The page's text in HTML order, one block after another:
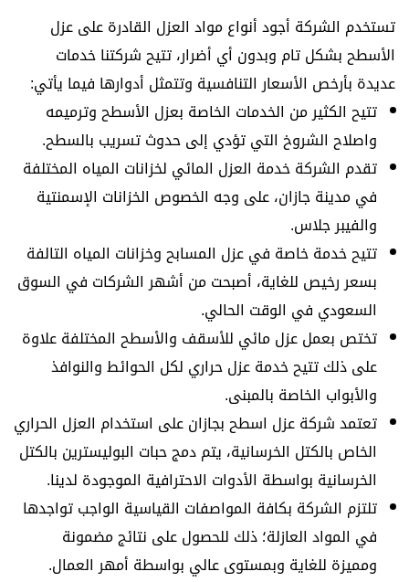
تستخدم الشركة أجود أنواع مواد العزل القادرة على عزل
الأسطح بشكل تام وبدون أي أضرار، تتيح شركتنا خدمات
عديدة بأرخص الأسعار التنافسية وتتمثل أدوارها فيما يأتي:
تتيح الكثير من الخدمات الخاصة بعزل الأسطح وترميمه
واصلاح الشروخ التي تؤدي إلى حدوث تسريب بالسطح.
تقدم الشركة خدمة العزل المائي لخزانات المياه المختلفة
في مدينة جازان، على وجه الخصوص الخزانات الإسمنتية
والفيبر جلاس.
تتيح خدمة خاصة في عزل المسابح وخزانات المياه التالفة
بسعر رخيص للغاية، أصبحت من أشهر الشركات في السوق
السعودي في الوقت الحالي.
تختص بعمل عزل مائي للأسقف والأسطح المختلفة علاوة
على ذلك تتيح خدمة عزل حراري لكل الحوائط والنوافذ
والأبواب الخاصة بالمبنى.
تعتمد شركة عزل اسطح بجازان على استخدام العزل الحراري
الخاص بالكتل الخرسانية، يتم دمج حبات البوليسترين بالكتل
الخرسانية بواسطة الأدوات الاحترافية الموجودة لدينا.
تلتزم الشركة بكافة المواصفات القياسية الواجب تواجدها
في المواد العازلة؛ ذلك للحصول على نتائج مضمونة
ومميزة للغاية وبمستوى عالي بواسطة أمهر العمال.